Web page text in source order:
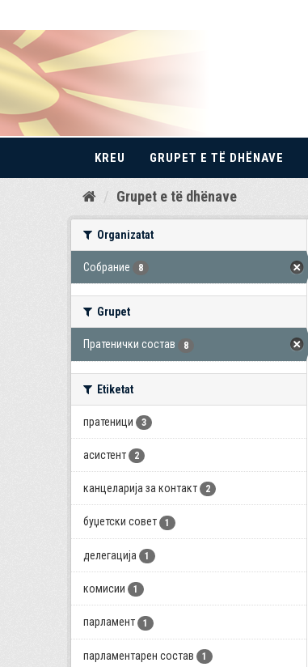
Kalo
KREU GRUPET E TË DHËNAVE
Grupet e të dhënave
Organizatat
Собрание 8
Grupet
Пратенички состав 8
Etiketat
пратеници 3
асистент 2
канцеларија за контакт 2
буџетски совет 1
делегација 1
комисии 1
парламент 1
парламентарен состав 1